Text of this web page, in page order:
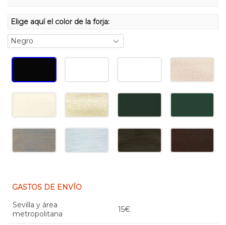
Elige aquí el color de la forja:
GASTOS DE ENVÍO
Sevilla y área
metropolitana
15€